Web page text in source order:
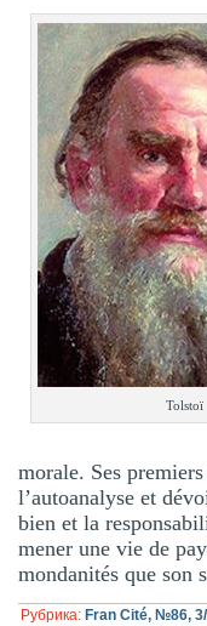
Tolstoï
morale. Ses
l’autoanalyse et
bien et la
mener une vie de
mondanités que son
Рубрика: Fran Cité, №86,